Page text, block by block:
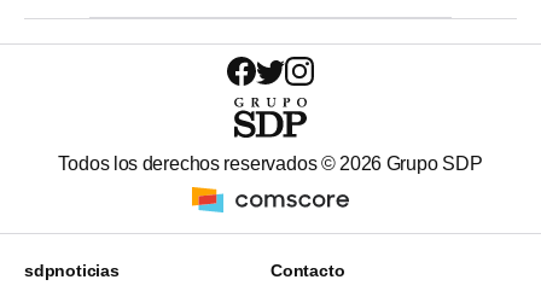
Todos los derechos reservados © 2026 Grupo SDP
sdpnoticias Contacto